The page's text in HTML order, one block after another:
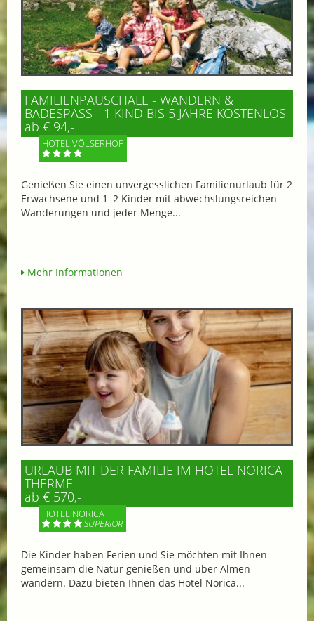
FAMILIENPAUSCHALE - WANDERN &
BADESPASS - 1 KIND BIS 5 JAHRE KOSTENLOS
ab € 94,-
HOTEL VÖLSERHOF
Genießen Sie einen unvergesslichen Familienurlaub für 2
Erwachsene und 1–2 Kinder mit abwechslungsreichen
Wanderungen und jeder Menge...
Mehr Informationen
URLAUB MIT DER FAMILIE IM HOTEL NORICA
THERME
ab € 570,-
HOTEL NORICA
SUPERIOR
Die Kinder haben Ferien und Sie möchten mit Ihnen
gemeinsam die Natur genießen und über Almen
wandern. Dazu bieten Ihnen das Hotel Norica...